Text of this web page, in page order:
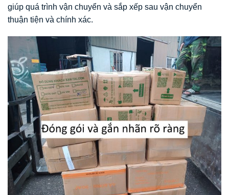
giúp quá trình vận chuyển và sắp xếp sau vận chuyển
thuận tiện và chính xác.